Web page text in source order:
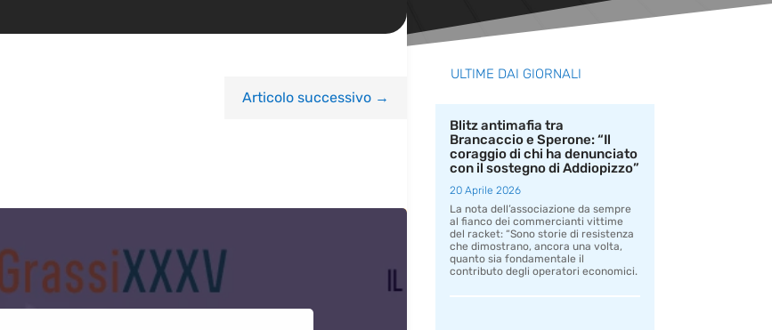
Articolo successivo→
ULTIME DAI GIORNALI
Blitz antimafia tra
Brancaccio e Sperone: “Il
coraggio di chi ha denunciato
con il sostegno di Addiopizzo”
20 Aprile 2026
La nota dell’associazione da sempre
al fianco dei commercianti vittime
del racket: “Sono storie di resistenza
che dimostrano, ancora una volta,
quanto sia fondamentale il
contributo degli operatori economici.